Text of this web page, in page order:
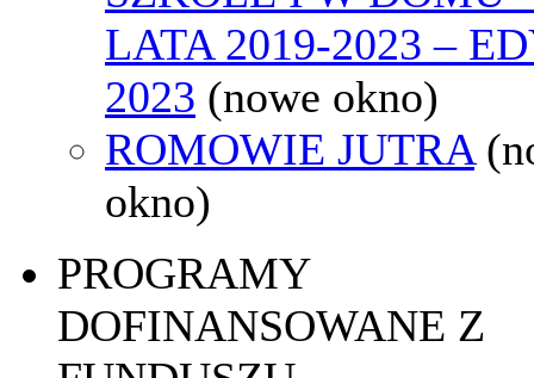
LATA 2019-2023 –
2023 (nowe okno)
ROMOWIE JUTRA
okno)
PROGRAMY
DOFINANSOWANE Z